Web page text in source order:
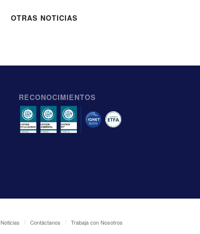
OTRAS NOTICIAS
RECONOCIMIENTOS
Noticias Contáctanos Trabaja con Nosotros